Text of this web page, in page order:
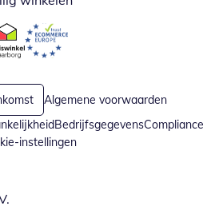
in nieuw venster
Opent in nieuw venster
Algemene voorwaarden
BedrijfsgegevensCompliance
instellingen